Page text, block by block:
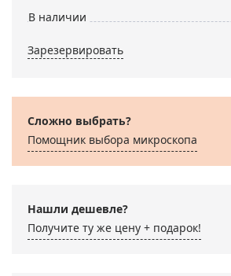
В наличии
Зарезервировать
Сложно выбрать?
Помощник выбора микроскoпа
Нашли дешевле?
Получите ту же цену + подарок!